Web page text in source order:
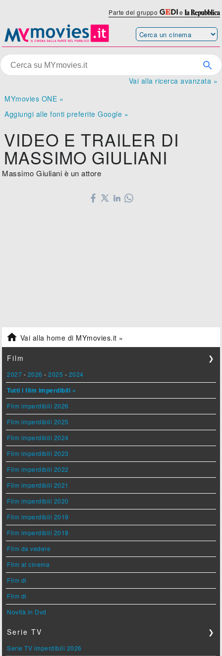
Parte del gruppo e
Vai alla ricerca avanzata »
MYmovies ONE »
Aggiungi alle fonti preferite Google »
VIDEO E TRAILER DI
MASSIMO GIULIANI
Massimo Giuliani è un attore
 Vai alla home di MYmovies.it »
Film ❯
2027 - 2026 -2025 - 2024
Tutti i film imperdibili »
Film imperdibili 2026
Film imperdibili 2025
Film imperdibili 2024
Film imperdibili 2023
Film imperdibili 2022
Film imperdibili 2021
Film imperdibili 2020
Film imperdibili 2019
Film imperdibili 2018
Film da vedere
Film al cinema
Film di
Film di
Novità in Dvd
Serie TV ❯
Serie TV imperdibili 2026